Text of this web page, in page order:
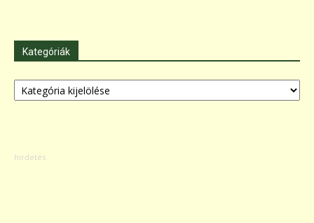
Kategóriák
Kategóriák